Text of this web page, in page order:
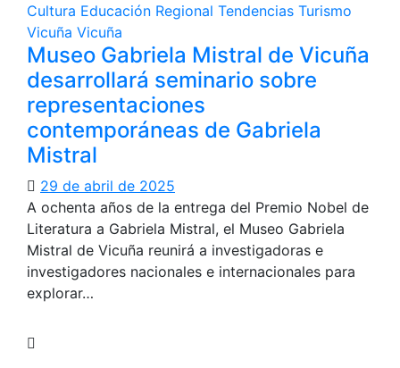
Cultura Educación Regional Tendencias Turismo
Vicuña Vicuña
Museo Gabriela Mistral de Vicuña
desarrollará seminario sobre
representaciones
contemporáneas de Gabriela
Mistral
29 de abril de 2025
A ochenta años de la entrega del Premio Nobel de
Literatura a Gabriela Mistral, el Museo Gabriela
Mistral de Vicuña reunirá a investigadoras e
investigadores nacionales e internacionales para
explorar…